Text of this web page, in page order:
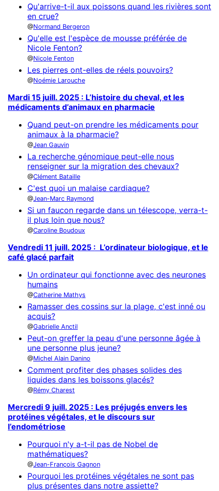
Qu'arrive-t-il aux poissons quand les rivières sont
en crue?
Normand Bergeron
Qu'elle est l'espèce de mousse préférée de
Nicole Fenton?
Nicole Fenton
Les pierres ont-elles de réels pouvoirs?
Noémie Larouche
Mardi 15 juill. 2025 : L’histoire du cheval, et les
médicaments d’animaux en pharmacie
Quand peut-on prendre les médicaments pour
animaux à la pharmacie?
Jean Gauvin
La recherche génomique peut-elle nous
renseigner sur la migration des chevaux?
Clément Bataille
C'est quoi un malaise cardiaque?
Jean-Marc Raymond
Si un faucon regarde dans un télescope, verra-t-
il plus loin que nous?
Caroline Boudoux
Vendredi 11 juill. 2025 : L’ordinateur biologique, et le
café glacé parfait
Un ordinateur qui fonctionne avec des neurones
humains
Catherine Mathys
Ramasser des cossins sur la plage, c'est inné ou
acquis?
Gabrielle Anctil
Peut-on greffer la peau d'une personne âgée à
une personne plus jeune?
Michel Alain Danino
Comment profiter des phases solides des
liquides dans les boissons glacés?
Rémy Charest
Mercredi 9 juill. 2025 : Les préjugés envers les
protéines végétales, et le discours sur
l’endométriose
Pourquoi n'y a-t-il pas de Nobel de
mathématiques?
Jean-François Gagnon
Pourquoi les protéines végétales ne sont pas
plus présentes dans notre assiette?